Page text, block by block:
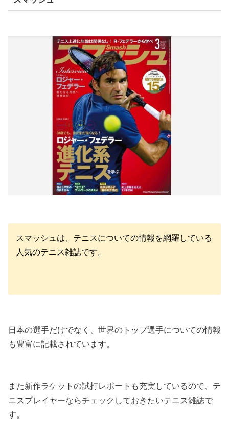
スマッシュは、テニスについての情報を網羅している
人気のテニス雑誌です。
日本の選手だけでなく、世界のトップ選手についての情報
も豊富に記載されています。
また新作ラケットの試打レポートも充実しているので、テ
ニスプレイヤーならチェックしておきたいテニス雑誌で
す。